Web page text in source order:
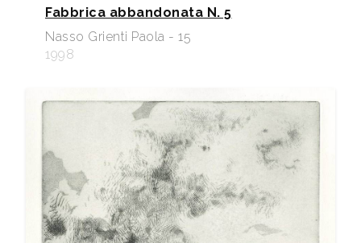
Fabbrica abbandonata N. 5
Nasso Grienti Paola - 15
1998